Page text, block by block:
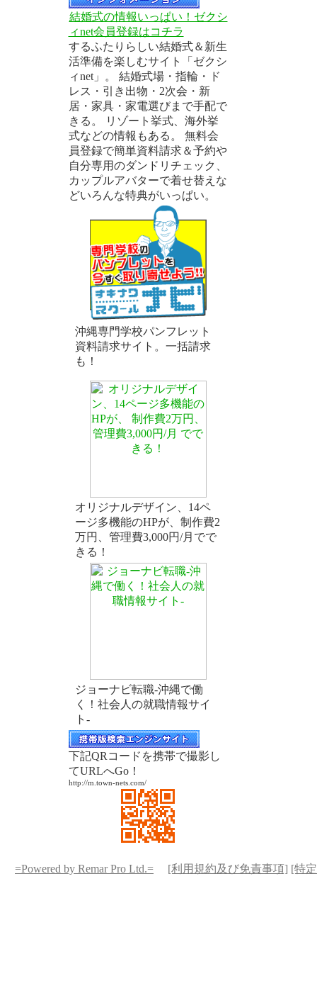
結婚式の情報いっぱい！ゼクシ
ィnet会員登録はコチラ
するふたりらしい結婚式＆新生
活準備を楽しむサイト「ゼクシ
ィnet」。 結婚式場・指輪・ド
レス・引き出物・2次会・新
居・家具・家電選びまで手配で
きる。 リゾート挙式、海外挙
式などの情報もある。 無料会
員登録で簡単資料請求＆予約や
自分専用のダンドリチェック、
カップルアバターで着せ替えな
どいろんな特典がいっぱい。
沖縄専門学校パンフレット
資料請求サイト。一括請求
も！
オリジナルデザイン、14ペ
ージ多機能のHPが、制作費2
万円、管理費3,000円/月でで
きる！
ジョーナビ転職-沖縄で働
く！社会人の就職情報サイ
ト-
下記QRコードを携帯で撮影し
てURLへGo！
http://m.town-nets.com/
=Powered by Remar Pro Ltd.= [利用規約及び免責事項] [特